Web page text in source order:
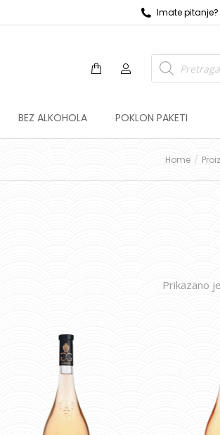
Imate
BEZ ALKOHOLA POKLON PAKETI
Home
Prikazano